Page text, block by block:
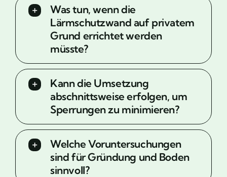
Was tun, wenn die
Lärmschutzwand auf privatem
Grund errichtet werden
müsste?
Kann die Umsetzung
abschnittsweise erfolgen, um
Sperrungen zu minimieren?
Welche Voruntersuchungen
sind für Gründung und Boden
sinnvoll?